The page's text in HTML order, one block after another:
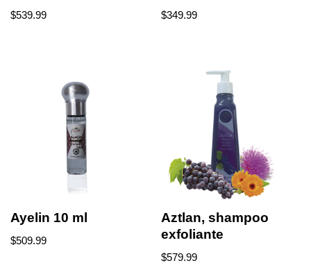
$539.99 $349.99
Ayelin 10 ml
$509.99
Aztlan, shampoo
exfoliante
$579.99